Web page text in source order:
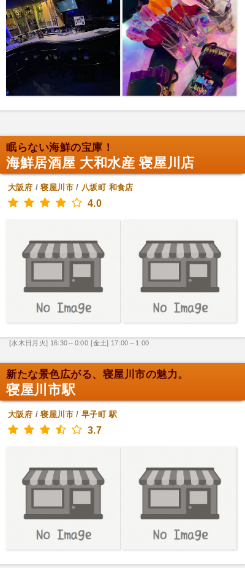
眠らない海鮮の宝庫！
海鮮居酒屋 大和水産 寝屋川店
大阪府 /寝屋川市/ 八坂町 和食店
4.0
[水木日月火] 16:30～0:00 [金土] 17:00～1:00
新たな景色広がる、寝屋川市の魅力。
寝屋川市駅
大阪府 /寝屋川市/早子町 駅
3.7